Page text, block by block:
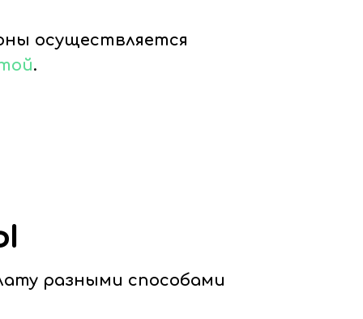
осуществляется
.
разными способами